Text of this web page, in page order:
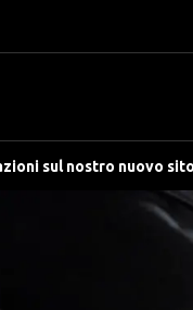
sul nostro nuovo